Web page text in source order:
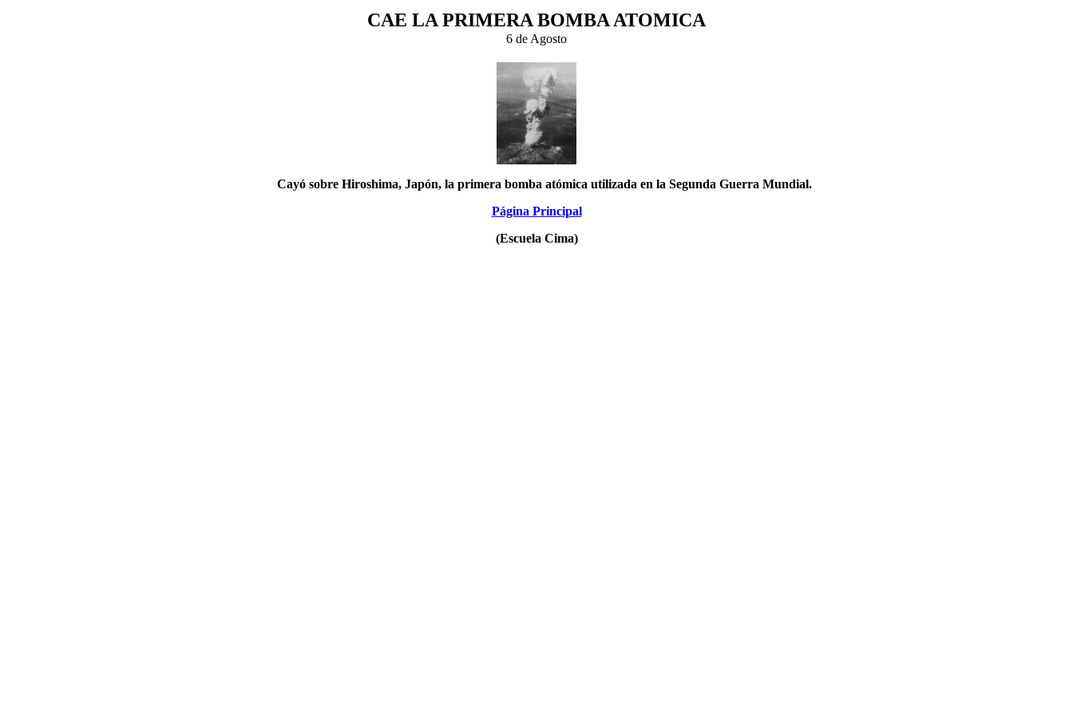
CAE LA PRIMERA BOMBA ATOMICA
6 de Agosto
Cayó sobre Hiroshima, Japón, la primera bomba atómica utilizada en la Segunda Guerra Mundial.
Página Principal
(Escuela Cima)